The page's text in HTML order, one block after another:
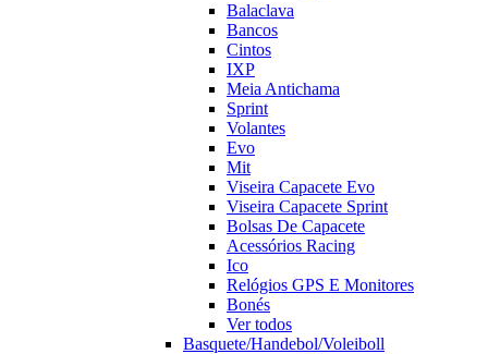
Balaclava
Bancos
Cintos
IXP
Meia Antichama
Sprint
Volantes
Evo
Mit
Viseira Capacete Evo
Viseira Capacete Sprint
Bolsas De Capacete
Acessórios Racing
Ico
Relógios GPS E Monitores
Bonés
Ver todos
Basquete/Handebol/Voleiboll